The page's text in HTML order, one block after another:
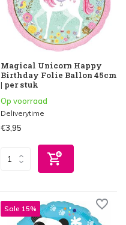
Magical Unicorn Happy
Birthday Folie Ballon 45cm
| per stuk
Op voorraad
Deliverytime
€3,95
Sale 15%